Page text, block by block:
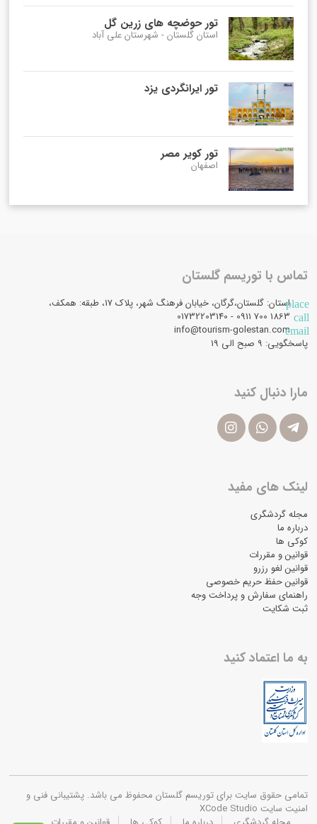
تور حوضچه های زرین گل
استان گلستان - شهرستان علی آباد
تور ایرانگردی یزد
تور کویر مصر
اصفهان
تماس با توریسم گلستان
placeاستان: گلستان،گرگان، خیابان فرهنگ شهر، پلاک 17، طبقه: همکف،
call
email
info@tourism-golestan.com
پاسخگویی: ۹ صبح الی 19
مارا دنبال کنید
لینک های مفید
مجله گردشگری
درباره ما
کوکی ها
قوانین و مقررات
قوانین لغو رزرو
قوانین حفظ حریم خصوصی
راهنمای سفارش و پرداخت وجه
ثبت شکایت
به ما اعتماد کنید
تمامی حقوق سایت برای توریسم گلستان محفوظ می باشد. پشتیبانی فنی و
امنیت سایت XCode Studio